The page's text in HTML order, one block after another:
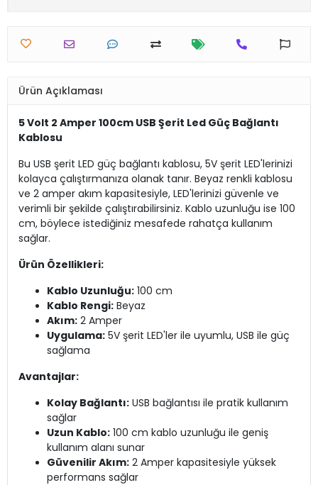
Ürün Açıklaması
5 Volt 2 Amper 100cm USB Şerit Led Güç Bağlantı
Kablosu
Bu USB şerit LED güç bağlantı kablosu, 5V şerit LED'lerinizi
kolayca çalıştırmanıza olanak tanır. Beyaz renkli kablosu
ve 2 amper akım kapasitesiyle, LED'lerinizi güvenle ve
verimli bir şekilde çalıştırabilirsiniz. Kablo uzunluğu ise 100
cm, böylece istediğiniz mesafede rahatça kullanım
sağlar.
Ürün Özellikleri:
Kablo Uzunluğu: 100 cm
Kablo Rengi: Beyaz
Akım: 2 Amper
Uygulama: 5V şerit LED'ler ile uyumlu, USB ile güç
sağlama
Avantajlar:
Kolay Bağlantı: USB bağlantısı ile pratik kullanım
sağlar
Uzun Kablo: 100 cm kablo uzunluğu ile geniş
kullanım alanı sunar
Güvenilir Akım: 2 Amper kapasitesiyle yüksek
performans sağlar